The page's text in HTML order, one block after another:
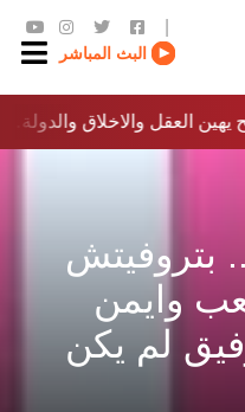
البث المباشر
بتروفيتش
وايمن
لم يكن